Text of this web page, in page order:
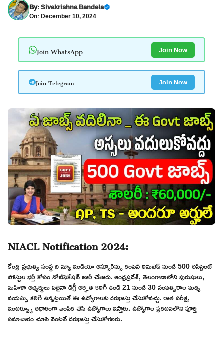
By:Sivakrishna Bandela
On: December 10, 2024
Join WhatsApp Join Now
Join Telegram Join Now
NIACL Notification 2024:
కేంద్ర ప్రభుత్వ సంస్థ ది న్యూ ఇండియా అస్సూరెన్సు కంపెనీ లిమిటెడ్ నుండి 500 అసిస్టెంట్
పోస్టుల భర్తీ కోసం నోటిఫికేషన్ జారీ చేశారు. ఆంధ్రప్రదేశ్, తెలంగాణాలోని పురుషులు,
మహిళా అభ్యర్థులు ఏదైనా డిగ్రీ అర్హత కలిగి ఉండి 21 నుండి 30 సంవత్సరాల మధ్య
వయస్సు కలిగి ఉన్నట్లయితే ఈ ఉద్యోగాలకు దరఖాస్తు చేసుకోవచ్చు. రాత పరీక్ష,
ఇంటర్వ్యూ ఆధారంగా ఎంపిక చేసి ఉద్యోగాలు ఇస్తారు. ఉద్యోగాల ప్రకటనలోని పూర్తి
సమాచారం చూసి వెంటనే దరఖాస్తు చేసుకోగలరు.